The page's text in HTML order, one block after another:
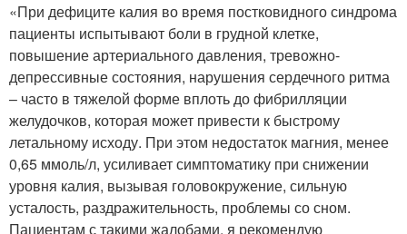
«При дефиците калия во время постковидного синдрома
пациенты испытывают боли в грудной клетке,
повышение артериального давления, тревожно-
депрессивные состояния, нарушения сердечного ритма
– часто в тяжелой форме вплоть до фибрилляции
желудочков, которая может привести к быстрому
летальному исходу. При этом недостаток магния, менее
0,65 ммоль/л, усиливает симптоматику при снижении
уровня калия, вызывая головокружение, сильную
усталость, раздражительность, проблемы со сном.
Пациентам с такими жалобами, я рекомендую